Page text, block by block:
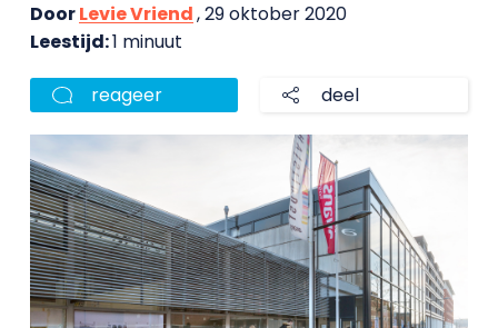
DoorLevie Vriend, 29 oktober 2020
Leestijd:1 minuut
reageer deel